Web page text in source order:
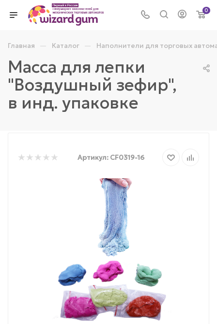
0
Главная — Каталог — Наполнители для торговых
Масса для лепки
"Воздушный зефир",
в инд. упаковке
Артикул: CF0319-16